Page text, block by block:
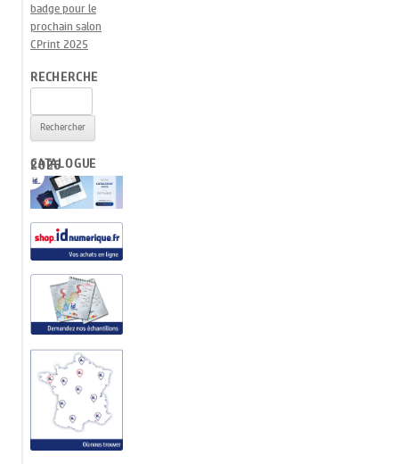
badge pour le
prochain salon
CPrint 2025
RECHERCHE
CATALOGUE 2026